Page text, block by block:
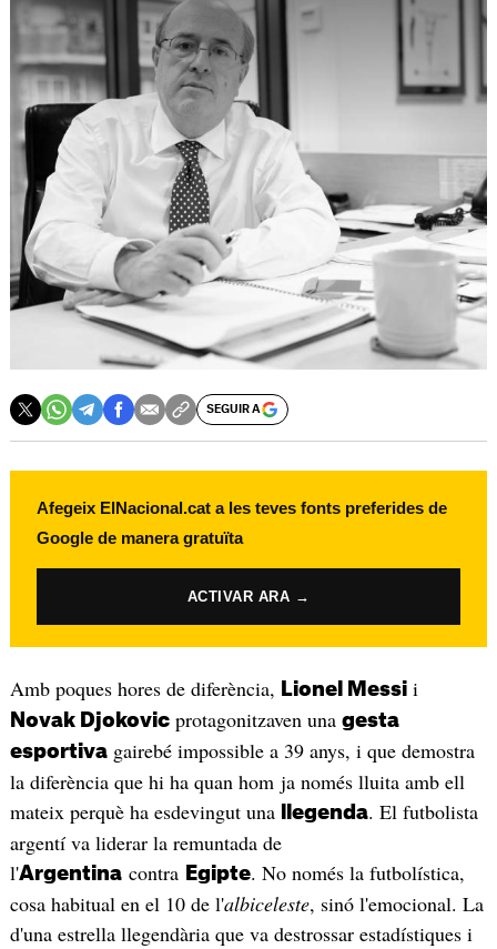
SEGUIR A
Afegeix ElNacional.cat a les teves fonts preferides de
Google de manera gratuïta
ACTIVAR ARA →
Amb poques hores de diferència, Lionel Messii
Novak Djokovicprotagonitzaven una gesta
esportivagairebé impossible a 39 anys, i que demostra
la diferència que hi ha quan hom ja només lluita amb ell
mateix perquè ha esdevingut una
llegenda. El futbolista
argentí va liderar la remuntada de
l'Argentinacontra Egipte. No només la futbolística,
cosa habitual en el 10 de l'albiceleste, sinó l'emocional. La
d'una estrella llegendària que va destrossar estadístiques i